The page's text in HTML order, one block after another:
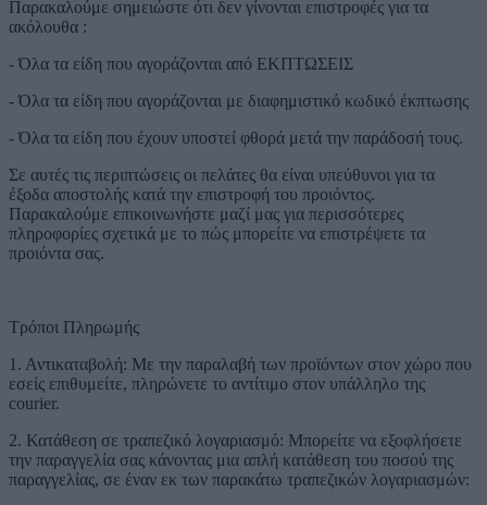
Παρακαλούμε σημειώστε ότι δεν γίνονται επιστροφές για τα
ακόλουθα :
- Όλα τα είδη που αγοράζονται από ΕΚΠΤΩΣΕΙΣ
- Όλα τα είδη που αγοράζονται με διαφημιστικό κωδικό έκπτωσης
- Όλα τα είδη που έχουν υποστεί φθορά μετά την παράδοσή τους.
Σε αυτές τις περιπτώσεις οι πελάτες θα είναι υπεύθυνοι για τα
έξοδα αποστολής κατά την επιστροφή του προιόντος.
Παρακαλούμε επικοινωνήστε μαζί μας για περισσότερες
πληροφορίες σχετικά με το πώς μπορείτε να επιστρέψετε τα
προιόντα σας.
Τρόποι Πληρωμής
1. Αντικαταβολή: Με την παραλαβή των προϊόντων στον χώρο που
εσείς επιθυμείτε, πληρώνετε το αντίτιμο στον υπάλληλο της
courier.
2. Κατάθεση σε τραπεζικό λογαριασμό: Μπορείτε να εξοφλήσετε
την παραγγελία σας κάνοντας μια απλή κατάθεση του ποσού της
παραγγελίας, σε έναν εκ των παρακάτω τραπεζικών λογαριασμών: